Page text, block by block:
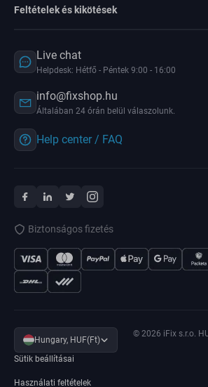
Feltételek és kikötések
Live chat
Helpdesk: Hétfő - Péntek 9:00 - 16:00
info@fixshop.hu
Általában 24 órán belül válaszolunk.
Help center / FAQ
Biztonságos fizetés
Hungary, HUF(Ft)
Sütik beállításai
Használati feltételek
© 2026 iFix s.r.o.